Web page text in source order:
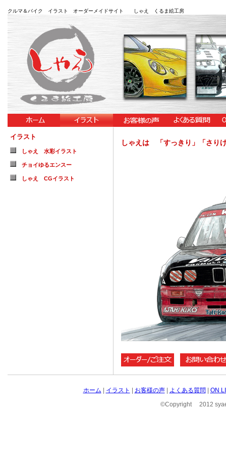
クルマ＆バイク イラスト オーダーメイドサイト しゃえ くるま絵工房
イラスト
しゃえ 水彩イラスト
チョイゆるエンスー
しゃえ CGイラスト
しゃえは 「すっきり」「さり
ホーム イラスト お客様の声| よくある質問
ON
©Copyright 2012 syae